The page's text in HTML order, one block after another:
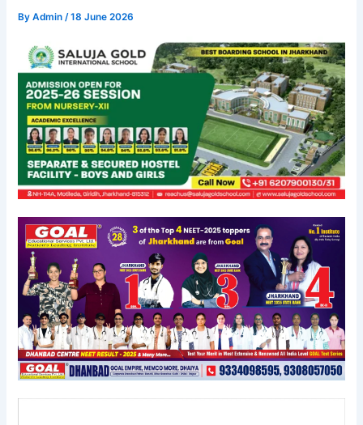
ByAdmin/18 June 2026